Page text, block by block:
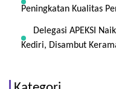
Peningkatan Kualitas
Delegasi APEKSI
Kediri, Disambut